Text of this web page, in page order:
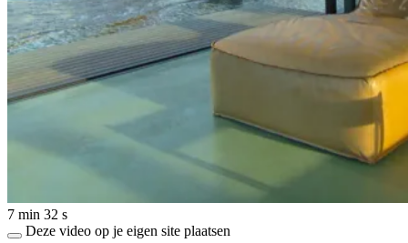
7 min 32 s
Deze video op je eigen site plaatsen